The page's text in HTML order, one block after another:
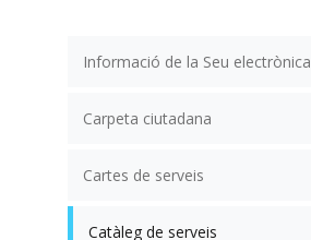
Informació de la Seu electrònica
Carpeta ciutadana
Cartes de serveis
Catàleg de serveis